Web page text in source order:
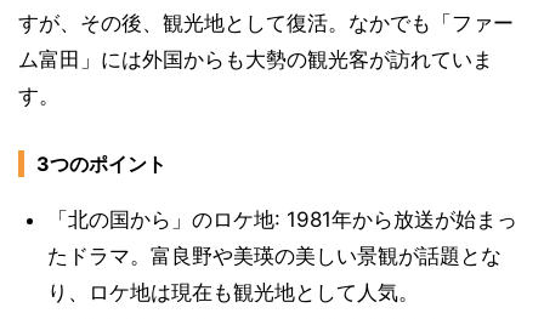
すが、その後、観光地として復活。なかでも「ファー
ム富田」には外国からも大勢の観光客が訪れていま
す。
3つのポイント
「北の国から」のロケ地: 1981年から放送が始まっ
たドラマ。富良野や美瑛の美しい景観が話題とな
り、ロケ地は現在も観光地として人気。